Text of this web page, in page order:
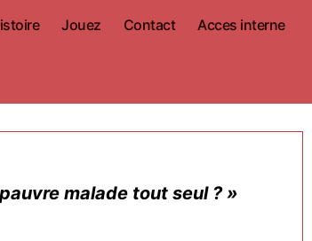
Jouez Contact Acces interne
malade tout seul ? »